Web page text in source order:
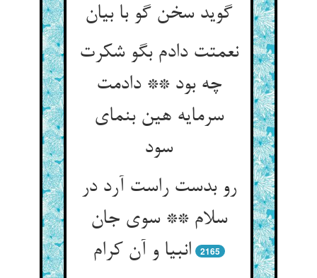
گوید سخن گو با بیان
نعمتت دادم بگو شکرت
چه بود ** دادمت
سرمایه هین بنمای
سود
رو بدست راست آرد در
سلام ** سوی جان
انبیا و آن کرام
2165